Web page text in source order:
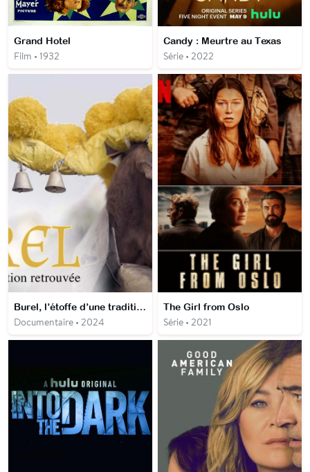
Grand Hotel
Film • 1932
Candy : Meurtre au Texas
Série • 2022
Burel, l’étoffe d’une tradition retrouvée
Documentaire • 2024
The Girl from Oslo
Série • 2021